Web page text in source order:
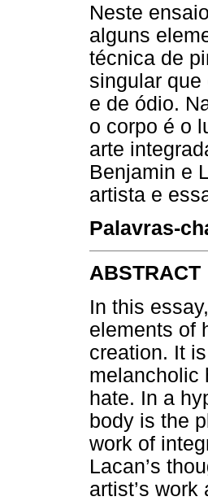
Neste
alguns
técnica de
singular
e de ódio.
o corpo é o
arte
Benjamin e
artista e
Palavras-
ABSTRACT
In this
elements of
creation. It
melancholic
hate. In a
body is the
work of
Lacan’s
artist’s